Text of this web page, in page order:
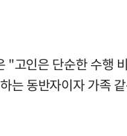
"고인은 단순한 수행
는 동반자이자 가족